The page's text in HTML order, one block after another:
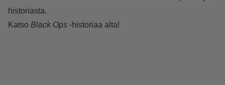
historiasta.
Katso Black Ops -historiaa alta!